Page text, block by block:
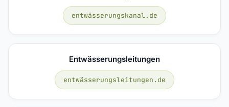
entwässerungskanal.de
Entwässerungsleitungen
entwässerungsleitungen.de